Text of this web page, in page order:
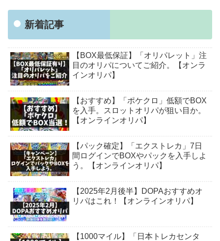
新着記事
【BOX最低保証】「オリパレット」注
目のオリパについてご紹介。【オンラ
インオリパ】
【おすすめ】「ポケクロ」低額でBOX
を入手。スロットオリパが狙い目か。
【オンラインオリパ】
【パック確定】「エクストレカ」7日
間ログインでBOXやパックを入手しよ
う。【オンラインオリパ】
【2025年2月後半】DOPAおすすめオ
リパはこれ！【オンラインオリパ】
【1000マイル】「日本トレカセンタ